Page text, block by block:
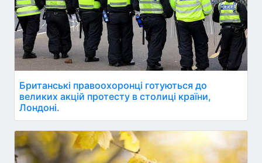
Британські правоохоронці готуються до
великих акцій протесту в столиці країни,
Лондоні.